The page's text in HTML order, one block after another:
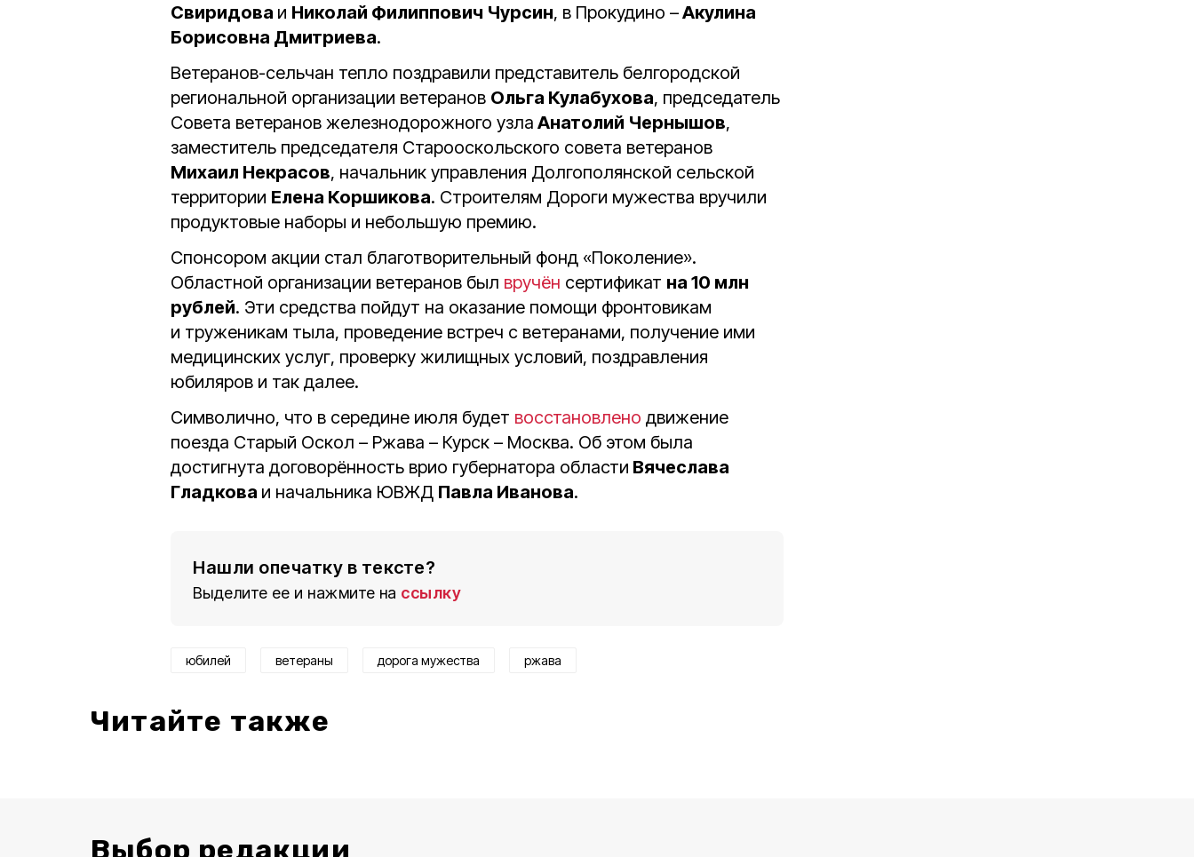
Свиридова и Николай Филиппович Чурсин, в Прокудино –Акулина
Борисовна Дмитриева.
Ветеранов-сельчан тепло поздравили представитель белгородской
региональной организации ветеранов Ольга Кулабухова, председатель
Совета ветеранов железнодорожного узла Анатолий Чернышов,
заместитель председателя Старооскольского совета ветеранов
Михаил Некрасов, начальник управления Долгополянской сельской
территории Елена Коршикова. Строителям Дороги мужества вручили
продуктовые наборы и небольшую премию.
Спонсором акции стал благотворительный фонд «Поколение».
Областной организации ветеранов был вручён сертификат на 10 млн
рублей. Эти средства пойдут на оказание помощи фронтовикам
и труженикам тыла, проведение встреч с ветеранами, получение ими
медицинских услуг, проверку жилищных условий, поздравления
юбиляров и так далее.
Символично, что в середине июля будет восстановлено движение
поезда Старый Оскол – Ржава – Курск – Москва. Об этом была
достигнута договорённость врио губернатора области Вячеслава
Гладкова и начальника ЮВЖД Павла Иванова.
Нашли опечатку в тексте?
Выделите ее и нажмите на ссылку
юбилей ветераны дорога мужества ржава
Читайте также
Выбор редакции